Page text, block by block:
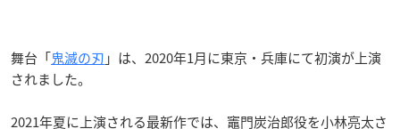
舞台「鬼滅の刃 」は、2020年1月に東京・兵庫にて初演が上演
されました。
2021年夏に上演される最新作では、竈門炭治郎役を小林亮太さ